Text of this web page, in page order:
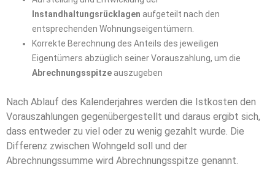
Instandhaltungsrücklagen aufgeteilt nach den
entsprechenden Wohnungseigentümern.
Korrekte Berechnung des Anteils des jeweiligen
Eigentümers abzüglich seiner Vorauszahlung, um die
Abrechnungsspitze auszugeben
Nach Ablauf des Kalenderjahres werden die Istkosten den
Vorauszahlungen gegenübergestellt und daraus ergibt sich,
dass entweder zu viel oder zu wenig gezahlt wurde. Die
Differenz zwischen Wohngeld soll und der
Abrechnungssumme wird Abrechnungsspitze genannt.